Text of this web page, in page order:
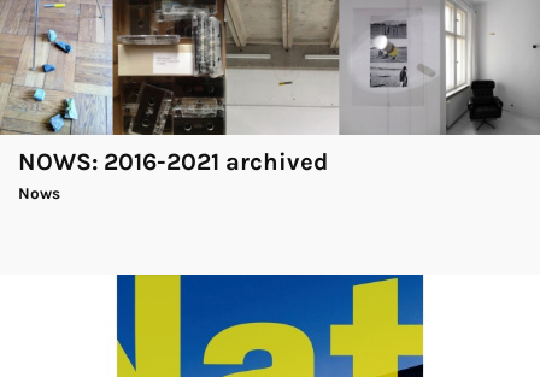
NOWS: 2016-2021 archived
Nows